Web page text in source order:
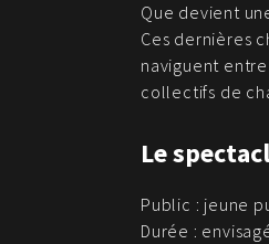
Que devient
Ces dernières
naviguent
collectifs de
Le
Public : jeune
Durée :